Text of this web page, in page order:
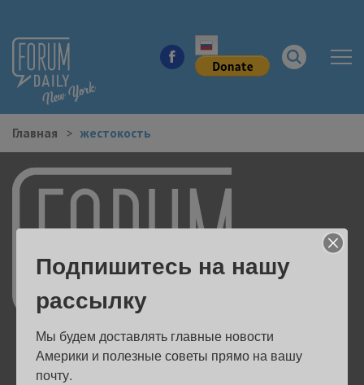
КУДА ПОЙТИ В ГОРОДЕ
ЗДОРОВЬЕ
РАБОТА И БИЗНЕС
ЖИЛЬЕ
ОБРАЗОВАНИЕ
Главная жестокость
Подпишитесь на нашу
рассылку
Мы будем доставлять главные новости
Америки и полезные советы прямо на вашу
почту.